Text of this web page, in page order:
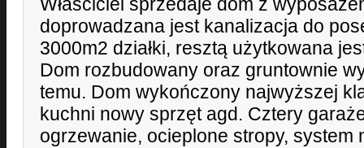
Właściciel sprzedaje dom z
doprowadzana jest kanalizacja do
3000m2 działki, resztą użytkowana
Dom rozbudowany oraz gruntownie
temu. Dom wykończony najwyższej
kuchni nowy sprzęt agd. Cztery
ogrzewanie, ocieplone stropy, system